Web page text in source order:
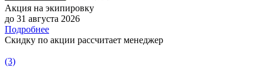
Акция на экипировку
до 31 августа 2026
Подробнее
Скидку по акции рассчитает менеджер
(3)